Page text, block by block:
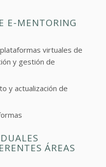
E-MENTORING
virtuales de
y gestión de
y actualización de
ÁREAS